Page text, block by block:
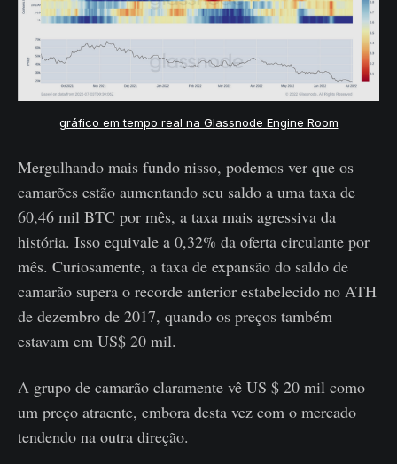
gráfico em tempo real na Glassnode Engine Room
Mergulhando mais fundo nisso, podemos ver que os
camarões estão aumentando seu saldo a uma taxa de
60,46 mil BTC por mês, a taxa mais agressiva da
história. Isso equivale a 0,32% da oferta circulante por
mês. Curiosamente, a taxa de expansão do saldo de
camarão supera o recorde anterior estabelecido no ATH
de dezembro de 2017, quando os preços também
estavam em US$ 20 mil.
A grupo de camarão claramente vê US $ 20 mil como
um preço atraente, embora desta vez com o mercado
tendendo na outra direção.